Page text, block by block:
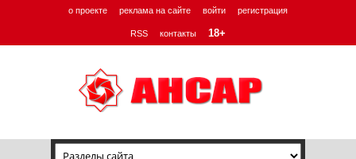
о проекте реклама на сайте войти регистрация
RSS контакты 18+